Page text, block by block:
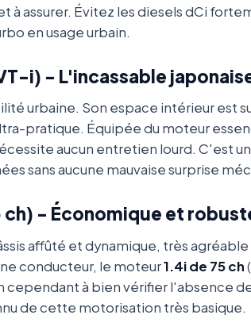
à assurer. Évitez les diesels dCi
en usage urbain.
i) - L'incassable
urbaine. Son espace intérieur est
pratique. Équipée du moteur
aucun entretien lourd. C'est
sans aucune mauvaise surprise
ch) - Économique et
affûté et dynamique, très
conducteur, le moteur1.4i de 75 ch
à bien vérifier l'absence
de cette motorisation très basique.